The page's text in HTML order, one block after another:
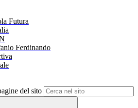
Futura
Ferdinando
del sito